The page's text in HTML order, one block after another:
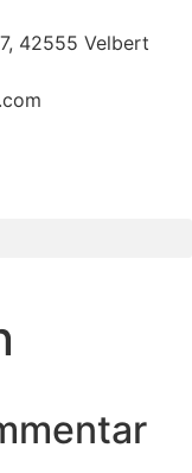
42555 Velbert